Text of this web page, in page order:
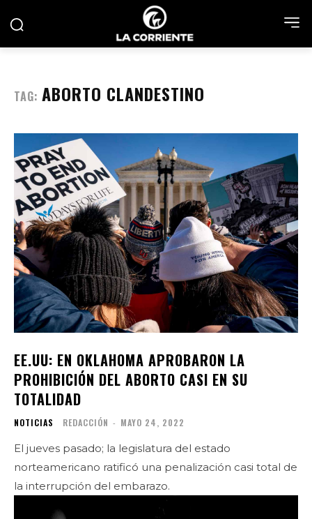
TAG: ABORTO CLANDESTINO
EE.UU: EN OKLAHOMA APROBARON LA
PROHIBICIÓN DEL ABORTO CASI EN SU
TOTALIDAD
NOTICIAS REDACCIÓN - MAYO 24, 2022
El jueves pasado; la legislatura del estado
norteamericano ratificó una penalización casi total de
la interrupción del embarazo.